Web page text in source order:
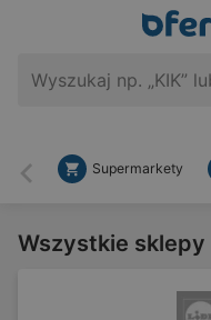
Wstecz
Supermarkety
Wszystkie sklepy